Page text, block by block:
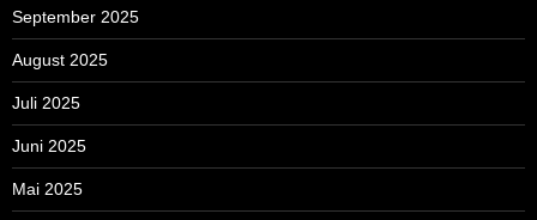
September 2025
August 2025
Juli 2025
Juni 2025
Mai 2025